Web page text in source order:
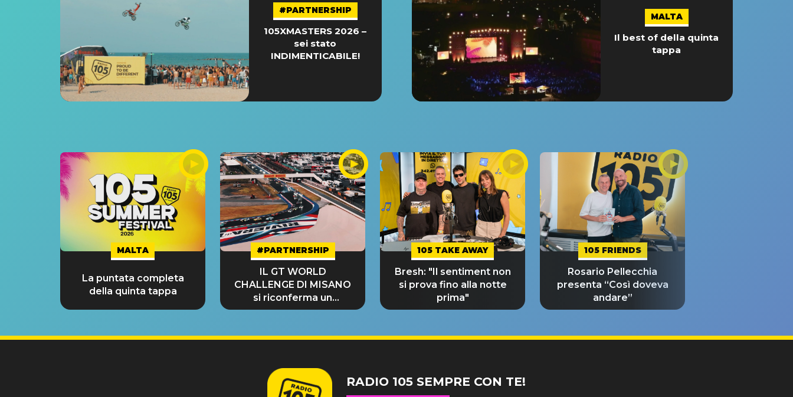
#PARTNERSHIP
105XMASTERS 2026 –
sei stato
INDIMENTICABILE!
MALTA
Il best of della quinta
tappa
MALTA
La puntata completa
della quinta tappa
#PARTNERSHIP
IL GT WORLD
CHALLENGE DI MISANO
si riconferma un
GRANDE SUCCESSO!
105 TAKE AWAY
Bresh: "Il sentiment non
si prova fino alla notte
prima"
105 FRIENDS
Rosario Pellecchia
presenta “Così doveva
andare”
RADIO 105 SEMPRE CON TE!